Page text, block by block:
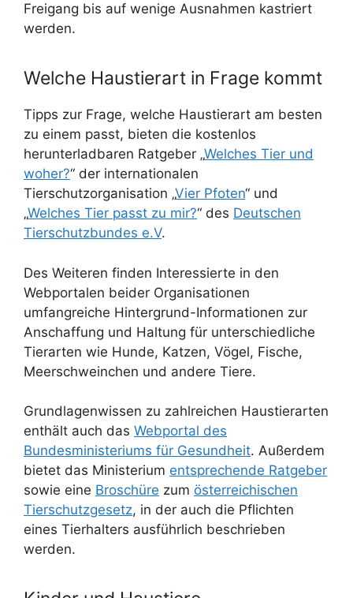
Freigang bis auf wenige Ausnahmen kastriert
werden.
Welche Haustierart in Frage kommt
Tipps zur Frage, welche Haustierart am besten
zu einem passt, bieten die kostenlos
herunterladbaren Ratgeber „Welches Tier und
woher?“ der internationalen
Tierschutzorganisation „Vier Pfoten“ und
„Welches Tier passt zu mir?“ des Deutschen
Tierschutzbundes e.V.
Des Weiteren finden Interessierte in den
Webportalen beider Organisationen
umfangreiche Hintergrund-Informationen zur
Anschaffung und Haltung für unterschiedliche
Tierarten wie Hunde, Katzen, Vögel, Fische,
Meerschweinchen und andere Tiere.
Grundlagenwissen zu zahlreichen Haustierarten
enthält auch das Webportal des
Bundesministeriums für Gesundheit. Außerdem
bietet das Ministerium entsprechende Ratgeber
sowie eine Broschüre zum österreichischen
Tierschutzgesetz, in der auch die Pflichten
eines Tierhalters ausführlich beschrieben
werden.